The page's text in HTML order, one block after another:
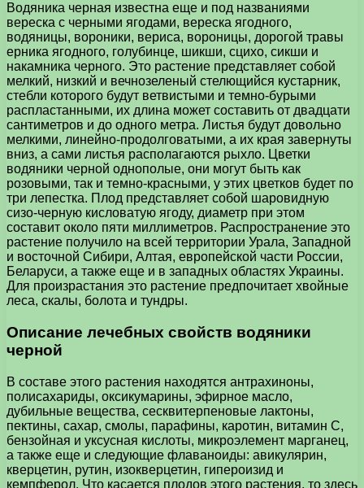
Водяника черная известна еще и под названиями
вереска с черными ягодами, вереска ягодного,
водяницы, вороники, вериса, вороницы, дорогой травы
ерника ягодного, голубинце, шикши, сцихо, сикши и
накамника черного. Это растение представляет собой
мелкий, низкий и вечнозеленый стелющийся кустарник,
стебли которого будут ветвистыми и темно-бурыми
распластанными, их длина может составить от двадцати
сантиметров и до одного метра. Листья будут довольно
мелкими, линейно-продолговатыми, а их края завернуты
вниз, а сами листья располагаются рыхло. Цветки
водяники черной однополые, они могут быть как
розовыми, так и темно-красными, у этих цветков будет по
три лепестка. Плод представляет собой шаровидную
сизо-черную кисловатую ягоду, диаметр при этом
составит около пяти миллиметров. Распространение это
растение получило на всей территории Урала, Западной
и восточной Сибири, Алтая, европейской части России,
Беларуси, а также еще и в западных областях Украины.
Для произрастания это растение предпочитает хвойные
леса, скалы, болота и тундры.
Описание лечебных свойств водяники
черной
В составе этого растения находятся антрахиноны,
полисахариды, оксикумарины, эфирное масло,
дубильные вещества, сесквитерпеновые лактоны,
пектины, сахар, смолы, парафины, каротин, витамин С,
бензойная и уксусная кислоты, микроэлемент марганец,
а также еще и следующие флаваноиды: авикулярин,
кверцетин, рутин, изокверцетин, гипероизид и
кемпферол. Что касается плодов этого растения, то здесь